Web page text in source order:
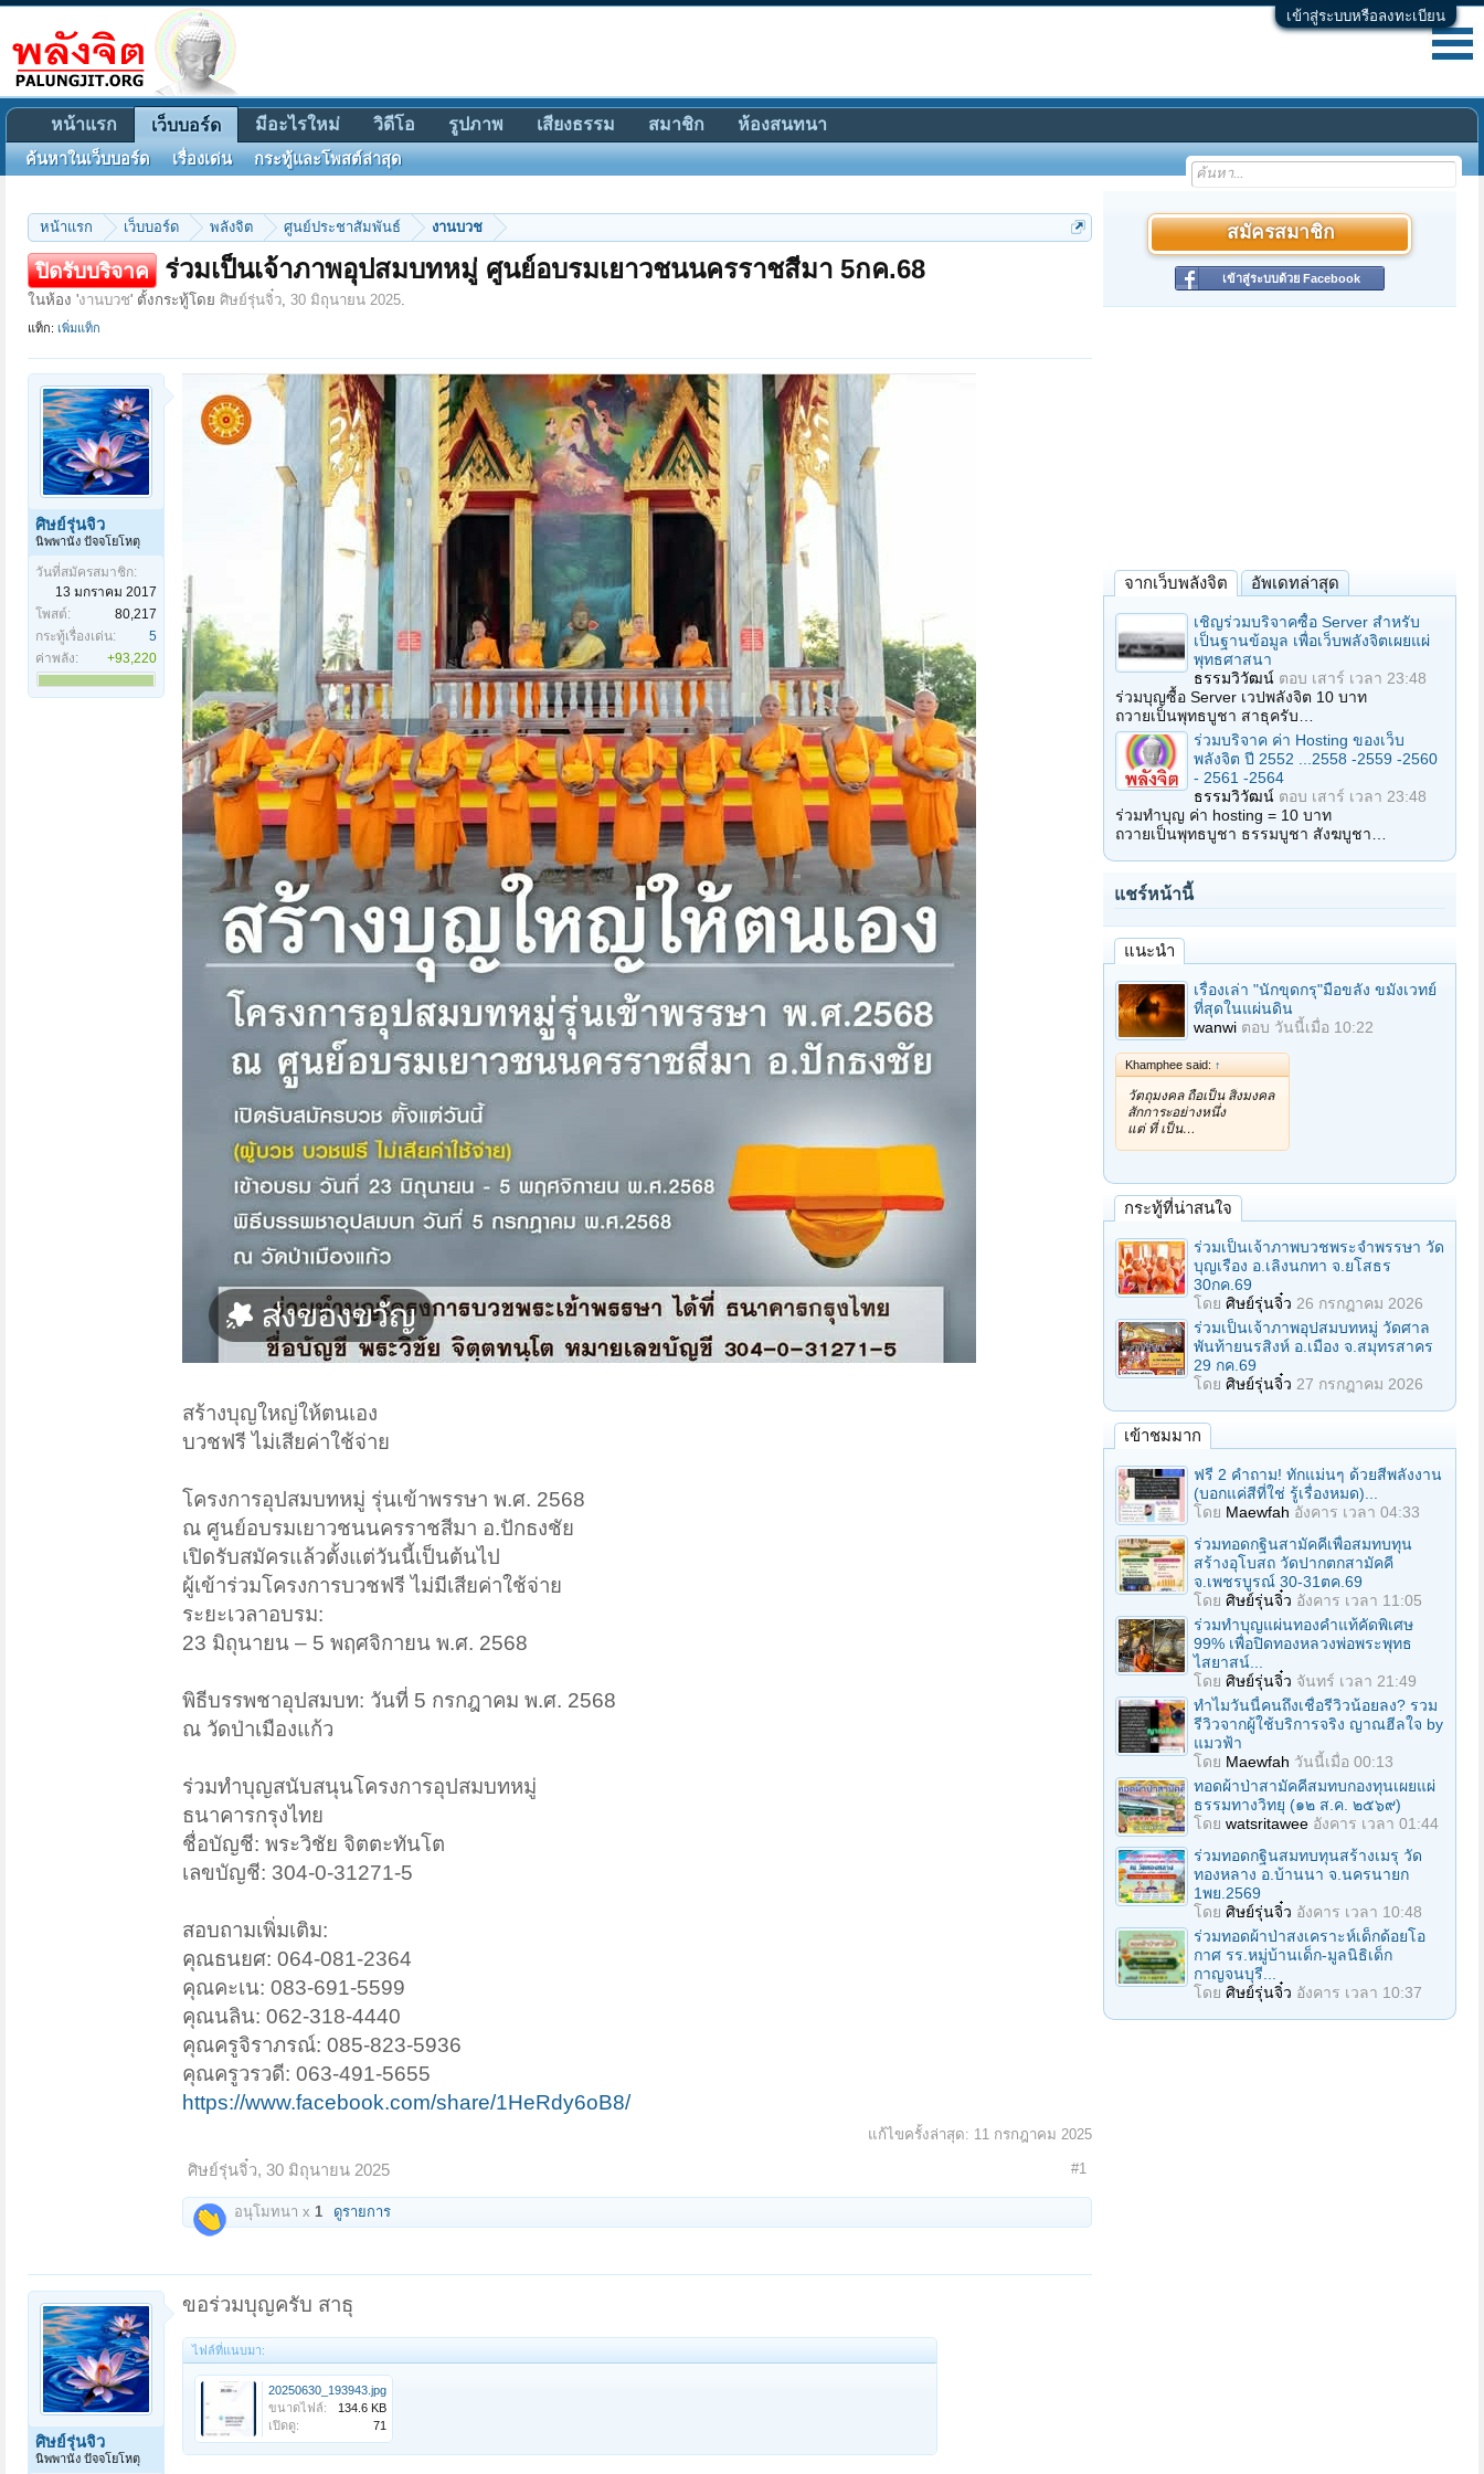
เข้าสู่ระบบหรือลงทะเบียน
หน้าแรก เว็บบอร์ด พลังจิต ศูนย์ประชาสัมพันธ์ งานบวช
ปิดรับบริจาค ร่วมเป็นเจ้าภาพอุปสมบทหมู่ ศูนย์อบรมเยาวชนนครราชสีมา 5กค.68
ในห้อง 'งานบวช' ตั้งกระทู้โดย ศิษย์รุ่นจิ๋ว, 30 มิถุนายน 2025.
แท็ก: เพิ่มแท็ก
ศิษย์รุ่นจิ๋ว
นิพพานัง ปัจจโยโหตุ
วันที่สมัครสมาชิก:
13 มกราคม 2017
โพสต์:
80,217
กระทู้เรื่องเด่น:
5
ค่าพลัง:
+93,220
สร้างบุญใหญ่ให้ตนเอง
บวชฟรี ไม่เสียค่าใช้จ่าย
โครงการอุปสมบทหมู่ รุ่นเข้าพรรษา พ.ศ. 2568
ณ ศูนย์อบรมเยาวชนนครราชสีมา อ.ปักธงชัย
เปิดรับสมัครแล้วตั้งแต่วันนี้เป็นต้นไป
ผู้เข้าร่วมโครงการบวชฟรี ไม่มีเสียค่าใช้จ่าย
ระยะเวลาอบรม:
23 มิถุนายน – 5 พฤศจิกายน พ.ศ. 2568
พิธีบรรพชาอุปสมบท: วันที่ 5 กรกฎาคม พ.ศ. 2568
ณ วัดป่าเมืองแก้ว
ร่วมทำบุญสนับสนุนโครงการอุปสมบทหมู่
ธนาคารกรุงไทย
ชื่อบัญชี: พระวิชัย จิตตะทันโต
เลขบัญชี: 304-0-31271-5
สอบถามเพิ่มเติม:
คุณธนยศ: 064-081-2364
คุณคะเน: 083-691-5599
คุณนลิน: 062-318-4440
คุณครูจิราภรณ์: 085-823-5936
คุณครูวรวดี: 063-491-5655
https://www.facebook.com/share/1HeRdy6oB8/
แก้ไขครั้งล่าสุด: 11 กรกฎาคม 2025
ศิษย์รุ่นจิ๋ว, 30 มิถุนายน 2025 #1
อนุโมทนา x 1 ดูรายการ
ศิษย์รุ่นจิ๋ว
นิพพานัง ปัจจโยโหตุ
ขอร่วมบุญครับ สาธุ
ไฟล์ที่แนบมา:
20250630_193943.jpg
ขนาดไฟล์:
134.6 KB
เปิดดู:
71
สมัครสมาชิก
เข้าสู่ระบบด้วย Facebook
จากเว็บพลังจิต อัพเดทล่าสุด
เชิญร่วมบริจาคซื้อ Server สำหรับ
เป็นฐานข้อมูล เพื่อเว็บพลังจิตเผยแผ่
พุทธศาสนา
ธรรมวิวัฒน์ ตอบ เสาร์ เวลา 23:48
ร่วมบุญซื้อ Server เวปพลังจิต 10 บาท
ถวายเป็นพุทธบูชา สาธุครับ…
ร่วมบริจาค ค่า Hosting ของเว็บ
พลังจิต ปี 2552 ...2558 -2559 -2560
- 2561 -2564
ธรรมวิวัฒน์ ตอบ เสาร์ เวลา 23:48
ร่วมทำบุญ ค่า hosting = 10 บาท
ถวายเป็นพุทธบูชา ธรรมบูชา สังฆบูชา…
แชร์หน้านี้
แนะนำ
เรื่องเล่า "นักขุดกรุ"มือขลัง ขมังเวทย์
ที่สุดในแผ่นดิน
wanwi ตอบ วันนี้เมื่อ 10:22
Khamphee said: ↑
วัตถุมงคล ถือเป็น สิ่งมงคล
สักการะอย่างหนึ่ง
แต่ ที่ เป็น…
กระทู้ที่น่าสนใจ
ร่วมเป็นเจ้าภาพบวชพระจำพรรษา วัด
บุญเรือง อ.เลิงนกทา จ.ยโสธร
30กค.69
โดย ศิษย์รุ่นจิ๋ว 26 กรกฎาคม 2026
ร่วมเป็นเจ้าภาพอุปสมบทหมู่ วัดศาล
พันท้ายนรสิงห์ อ.เมือง จ.สมุทรสาคร
29 กค.69
โดย ศิษย์รุ่นจิ๋ว 27 กรกฎาคม 2026
เข้าชมมาก
ฟรี 2 คำถาม! ทักแม่นๆ ด้วยสีพลังงาน
(บอกแค่สีที่ใช่ รู้เรื่องหมด)...
โดย Maewfah อังคาร เวลา 04:33
ร่วมทอดกฐินสามัคคีเพื่อสมทบทุน
สร้างอุโบสถ วัดปากตกสามัคคี
จ.เพชรบูรณ์ 30-31ตค.69
โดย ศิษย์รุ่นจิ๋ว อังคาร เวลา 11:05
ร่วมทําบุญแผ่นทองคำแท้คัดพิเศษ
99% เพื่อปิดทองหลวงพ่อพระพุทธ
ไสยาสน์...
โดย ศิษย์รุ่นจิ๋ว จันทร์ เวลา 21:49
ทำไมวันนี้คนถึงเชื่อรีวิวน้อยลง? รวม
รีวิวจากผู้ใช้บริการจริง ญาณฮีลใจ by
แมวฟ้า
โดย Maewfah วันนี้เมื่อ 00:13
ทอดผ้าป่าสามัคคีสมทบกองทุนเผยแผ่
ธรรมทางวิทยุ (๑๒ ส.ค. ๒๕๖๙)
โดย watsritawee อังคาร เวลา 01:44
ร่วมทอดกฐินสมทบทุนสร้างเมรุ วัด
ทองหลาง อ.บ้านนา จ.นครนายก
1พย.2569
โดย ศิษย์รุ่นจิ๋ว อังคาร เวลา 10:48
ร่วมทอดผ้าป่าสงเคราะห์เด็กด้อยโอ
กาศ รร.หมู่บ้านเด็ก-มูลนิธิเด็ก
กาญจนบุรี...
โดย ศิษย์รุ่นจิ๋ว อังคาร เวลา 10:37
หน้าแรก เว็บบอร์ด
ค้นหาในเว็บบอร์ด เรื่องเด่น กระทู้และโพสต์ล่าสุด
มีอะไรใหม่ วิดีโอ รูปภาพ เสียงธรรม สมาชิก ห้องสนทนา